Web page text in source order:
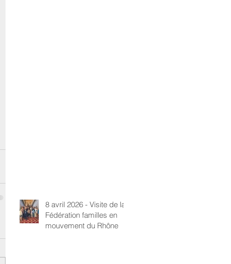
8 avril 2026 - Visite de la
Fédération familles en
mouvement du Rhône